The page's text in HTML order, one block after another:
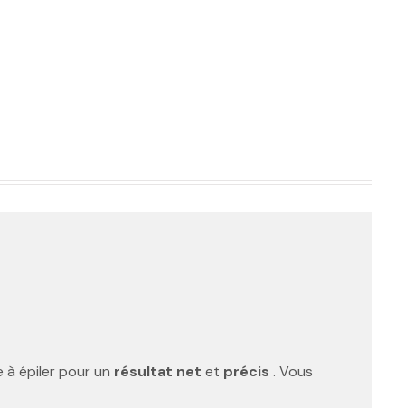
à épiler pour un résultat net et précis . Vous